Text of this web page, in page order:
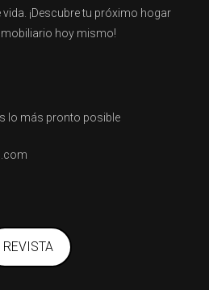
¡Descubre tu próximo hogar
hoy mismo!
lo más pronto posible
REVISTA